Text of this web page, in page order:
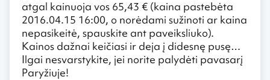
atgal kainuoja vos 65,43 € (kaina pastebėta
2016.04.15 16:00, o norėdami sužinoti ar kaina
nepasikeitė, spauskite ant paveiksliuko).
Kainos dažnai keičiasi ir deja į didesnę pusę…
Ilgai nesvarstykite, jei norite palydėti pavasarį
Paryžiuje!